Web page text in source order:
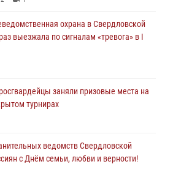
безопасность граждан на южном
подразделения в эфире телекомпании
охрана в Свердловской
выезжала по сигналам «тревога» в I
заняли призовые места на
турнирах
ведомств Свердловской
с Днём семьи, любви и верности!